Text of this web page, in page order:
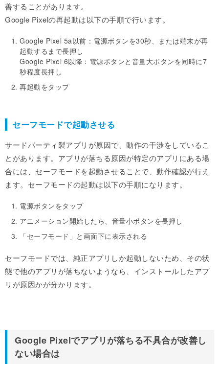
善することがあります。
Google Pixelの再起動は以下の手順で行います。
Google Pixel 5a以前：電源ボタンを30秒、または端末が再
起動するまで長押し
Google Pixel 6以降：電源ボタンと音量大ボタンを同時に7
秒程度長押し
再起動をタップ
セーフモードで起動させる
サードパーティ製アプリが原因で、動作の干渉をしているこ
とがあります。アプリが落ちる原因が特定のアプリにある場
合には、セーフモードを起動させることで、動作確認が行え
ます。セーフモードの起動は以下の手順になります。
電源ボタンをタップ
アニメーション開始したら、音量小ボタンを長押し
「セーフモード」と画面下に表示される
セーフモードでは、純正アプリしか起動しないため、その状
態で他のアプリが落ちないようなら、インストールしたアプ
リが原因かが分かります。
Google Pixelでアプリが落ちる不具合が改善し
ない場合は